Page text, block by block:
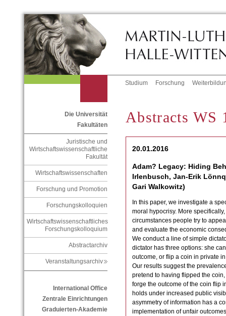
Studium Forschung
Die Universität
Fakultäten
Juristische und
Wirtschaftswissenschaftliche
Fakultät
Wirtschaftswissenschaften
Forschung und Promotion
Forschungskolloquien
Wirtschaftswissenschaftliches
Forschungskolloquium
Abstractarchiv
Veranstaltungsarchiv
International Office
Zentrale Einrichtungen
Graduierten-Akademie
Abstracts WS
20.01.2016
Adam? Legacy: Hiding
Irlenbusch, Jan-Erik
Gari Walkowitz)
In this paper, we investigate a
moral hypocrisy. More
circumstances people try to
and evaluate the economic
We conduct a line of simple
dictator has three options: she
outcome, or flip a coin in private
Our results suggest the
pretend to having flipped the
forge the outcome of the coin flip
holds under increased public
asymmetry of information has a
implementation of unfair